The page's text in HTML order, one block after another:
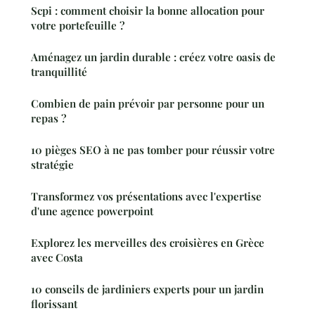
Scpi : comment choisir la bonne allocation pour
votre portefeuille ?
Aménagez un jardin durable : créez votre oasis de
tranquillité
Combien de pain prévoir par personne pour un
repas ?
10 pièges SEO à ne pas tomber pour réussir votre
stratégie
Transformez vos présentations avec l'expertise
d'une agence powerpoint
Explorez les merveilles des croisières en Grèce
avec Costa
10 conseils de jardiniers experts pour un jardin
florissant